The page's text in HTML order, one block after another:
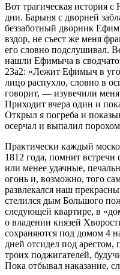
Вот трагическая история
дни. Барыня с дворней
беззаботный дворник
вздор, не съест же меня
его словно подслушивал.
нашли Ефимыча в
23а2: «Лежит Ефимыч в
лицо распухло, словно в
говорит, — изувечили
Приходит вчера один и
Открыл я погреба и
осерчал и выпалил
Практически каждый
1812 года, помнит встречи
или менее удачные,
огонь и, возможно, того
развлекался наш
стелился дым Большого
следующей квартире, в
о владении князей
сохраняются под домом 4
дней отсидел под арестом,
троих поджигателей,
Пока отбывал наказание,